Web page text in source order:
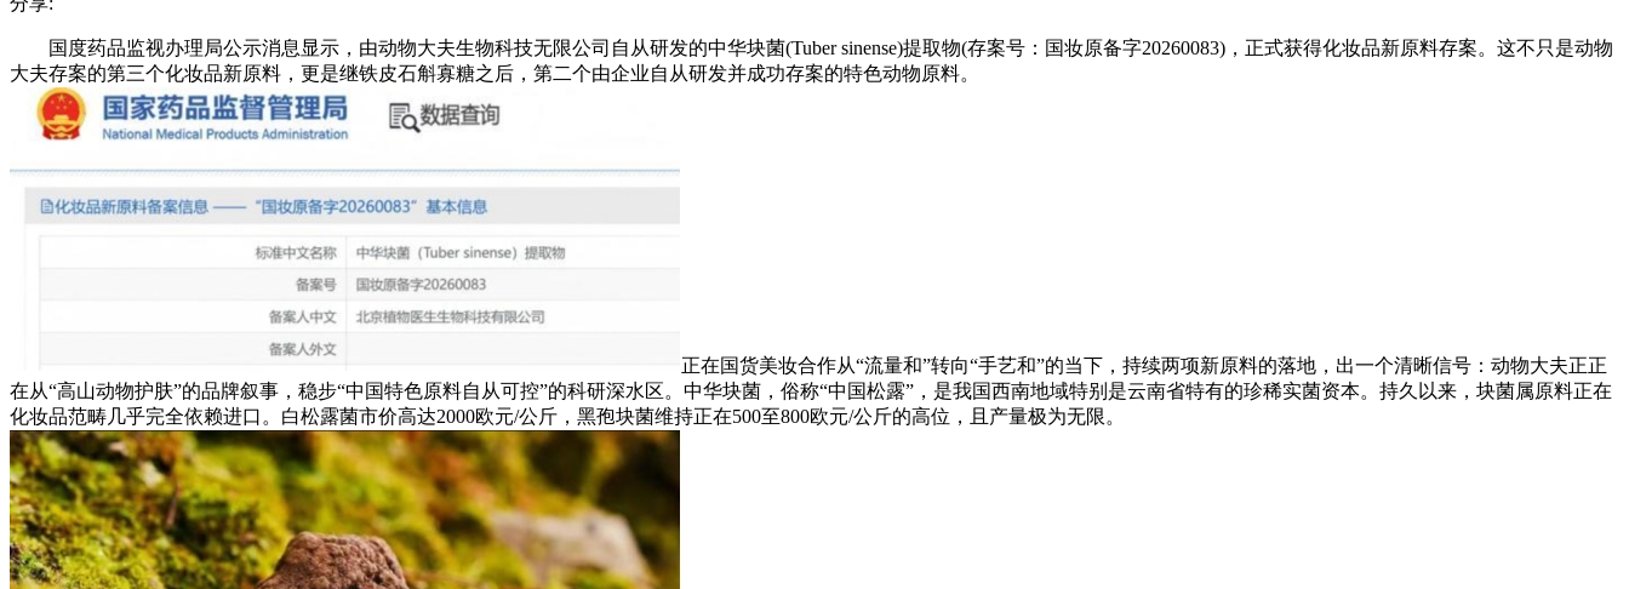
国度药品监视办理局公示消息显示，由动物大夫生物科技无限公司自从研发的中华块菌(Tuber sinense)提取物(存案号：国妆原备字20260083)，正式获得化妆品新原料存案。这不只是动物
大夫存案的第三个化妆品新原料，更是继铁皮石斛寡糖之后，第二个由企业自从研发并成功存案的特色动物原料。
正在国货美妆合作从“流量和”转向“手艺和”的当下，持续两项新原料的落地，出一个清晰信号：动物大夫正正
在从“高山动物护肤”的品牌叙事，稳步“中国特色原料自从可控”的科研深水区。中华块菌，俗称“中国松露”，是我国西南地域特别是云南省特有的珍稀实菌资本。持久以来，块菌属原料正在
化妆品范畴几乎完全依赖进口。白松露菌市价高达2000欧元/公斤，黑孢块菌维持正在500至800欧元/公斤的高位，且产量极为无限。